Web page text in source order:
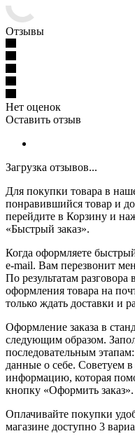
Отзывы
Нет оценок
Оставить отзыв
Загрузка отзывов...
Для покупки товара в
понравившийся товар и
перейдите в Корзину и
«Быстрый заказ».
Когда оформляете
e-mail. Вам перезвонит
По результатам
оформления товара на
только ждать доставки и
Оформление заказа в
следующим образом.
последовательным
данные о себе. Советуем
информацию, которая
кнопку «Оформить заказ».
Оплачивайте покупки
магазине доступно 3